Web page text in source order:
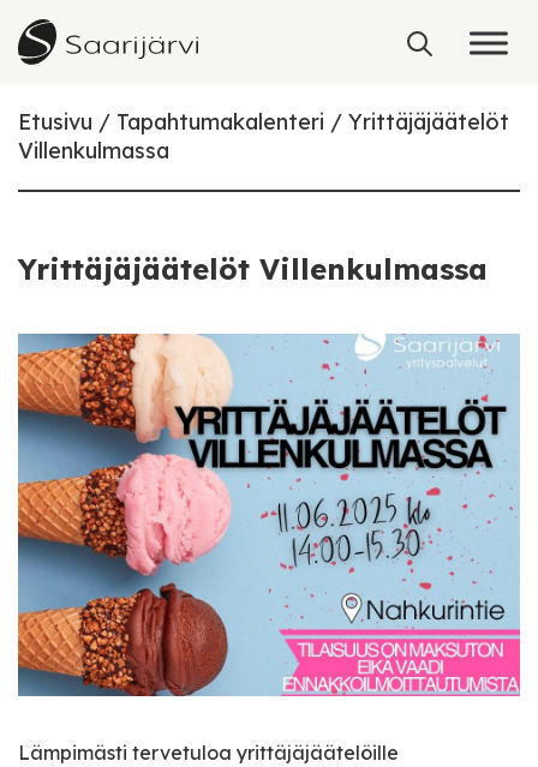
Skip to content
Etusivu Tapahtumakalenteri
Yrittäjäjäätelöt
Villenkulmassa
Yrittäjäjäätelöt Villenkulmassa
Lämpimästi tervetuloa yrittäjäjäätelöille